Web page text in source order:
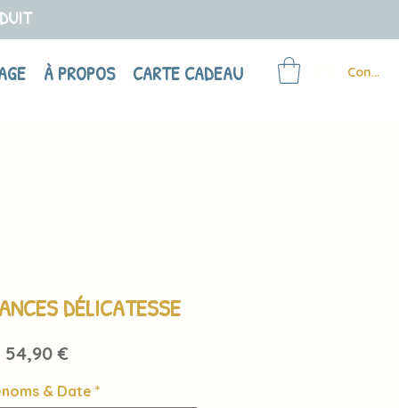
À PROPOS CARTE CADEAU
DÉLICATESSE
54,90 €Prix
& Date *